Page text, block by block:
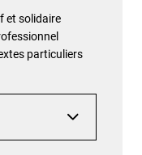
et solidaire
particuliers